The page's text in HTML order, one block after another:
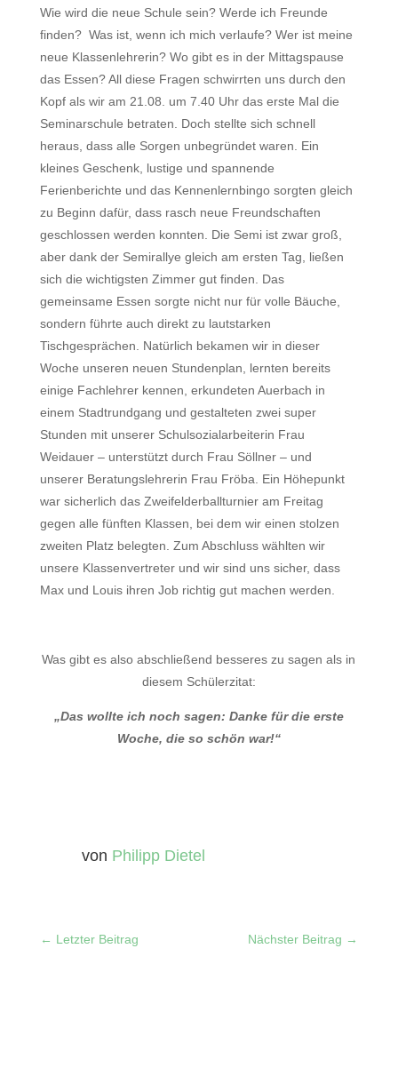
Wie wird die neue Schule sein? Werde ich Freunde
finden? Was ist, wenn ich mich verlaufe? Wer ist meine
neue Klassenlehrerin? Wo gibt es in der Mittagspause
das Essen? All diese Fragen schwirrten uns durch den
Kopf als wir am 21.08. um 7.40 Uhr das erste Mal die
Seminarschule betraten. Doch stellte sich schnell
heraus, dass alle Sorgen unbegründet waren. Ein
kleines Geschenk, lustige und spannende
Ferienberichte und das Kennenlernbingo sorgten gleich
zu Beginn dafür, dass rasch neue Freundschaften
geschlossen werden konnten. Die Semi ist zwar groß,
aber dank der Semirallye gleich am ersten Tag, ließen
sich die wichtigsten Zimmer gut finden. Das
gemeinsame Essen sorgte nicht nur für volle Bäuche,
sondern führte auch direkt zu lautstarken
Tischgesprächen. Natürlich bekamen wir in dieser
Woche unseren neuen Stundenplan, lernten bereits
einige Fachlehrer kennen, erkundeten Auerbach in
einem Stadtrundgang und gestalteten zwei super
Stunden mit unserer Schulsozialarbeiterin Frau
Weidauer – unterstützt durch Frau Söllner – und
unserer Beratungslehrerin Frau Fröba. Ein Höhepunkt
war sicherlich das Zweifelderballturnier am Freitag
gegen alle fünften Klassen, bei dem wir einen stolzen
zweiten Platz belegten. Zum Abschluss wählten wir
unsere Klassenvertreter und wir sind uns sicher, dass
Max und Louis ihren Job richtig gut machen werden.
Was gibt es also abschließend besseres zu sagen als in
diesem Schülerzitat:
„Das wollte ich noch sagen: Danke für die erste
Woche, die so schön war!“
von Philipp Dietel
← Letzter Beitrag Nächster Beitrag →